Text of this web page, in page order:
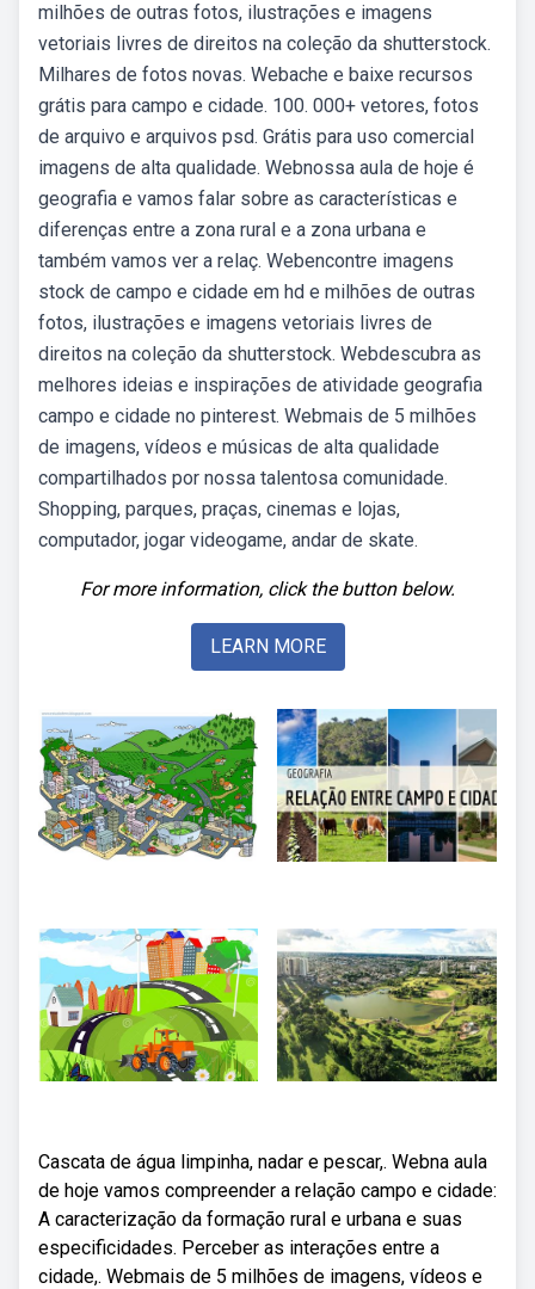
milhões de outras fotos, ilustrações e imagens
vetoriais livres de direitos na coleção da shutterstock.
Milhares de fotos novas. Webache e baixe recursos
grátis para campo e cidade. 100. 000+ vetores, fotos
de arquivo e arquivos psd. Grátis para uso comercial
imagens de alta qualidade. Webnossa aula de hoje é
geografia e vamos falar sobre as características e
diferenças entre a zona rural e a zona urbana e
também vamos ver a relaç. Webencontre imagens
stock de campo e cidade em hd e milhões de outras
fotos, ilustrações e imagens vetoriais livres de
direitos na coleção da shutterstock. Webdescubra as
melhores ideias e inspirações de atividade geografia
campo e cidade no pinterest. Webmais de 5 milhões
de imagens, vídeos e músicas de alta qualidade
compartilhados por nossa talentosa comunidade.
Shopping, parques, praças, cinemas e lojas,
computador, jogar videogame, andar de skate.
For more information, click the button below.
LEARN MORE
Cascata de água limpinha, nadar e pescar,. Webna aula
de hoje vamos compreender a relação campo e cidade:
A caracterização da formação rural e urbana e suas
especificidades. Perceber as interações entre a
cidade,. Webmais de 5 milhões de imagens, vídeos e